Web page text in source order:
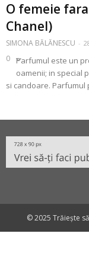
O femeie
Chanel)
SIMONA BĂLĂNESCU -
0 Parfumul este un
oamenii; in special
si candoare.
© 2025 Trăiește